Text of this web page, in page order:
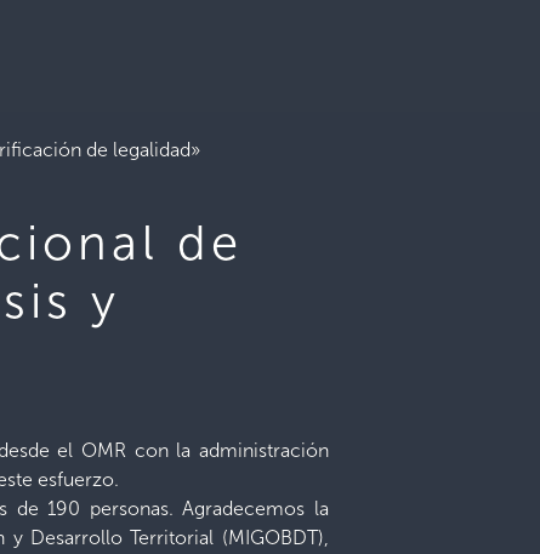
de legalidad»
de
y
el OMR con la administración
esfuerzo.
de 190 personas. Agradecemos la
Desarrollo Territorial (MIGOBDT),